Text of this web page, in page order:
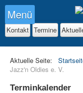
Kontakt Termine
Menü
Aktuelle Seite:
Jazz'n Oldies e. V.
Terminkalender